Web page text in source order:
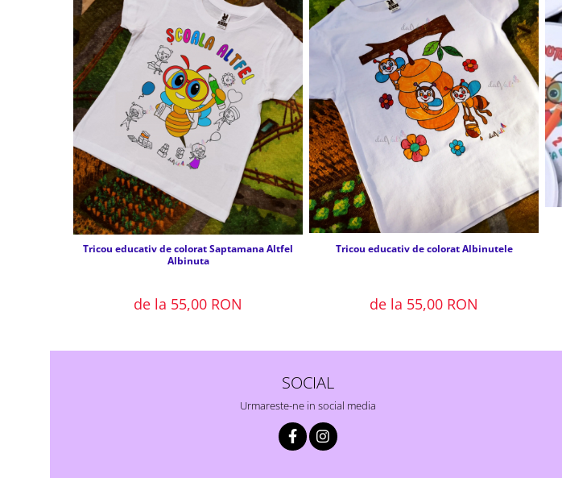
Tricou educativ de colorat Saptamana Altfel
Albinuta
de la 55,00 RON
Tricou educativ de colorat Albinutele
de la 55,00 RON
SOCIAL
Urmareste-ne in social media